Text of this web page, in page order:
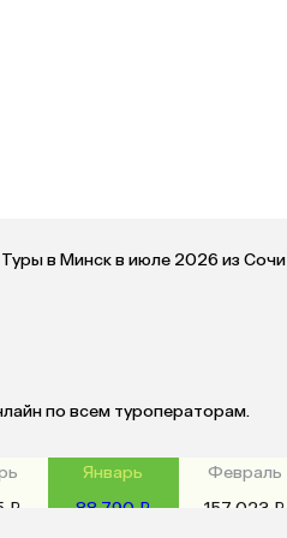
Туры в Минск в июле 2026 из Сочи
по всем туроператорам.
₽
Январь
88 790 ₽
Февраль
157 023 ₽